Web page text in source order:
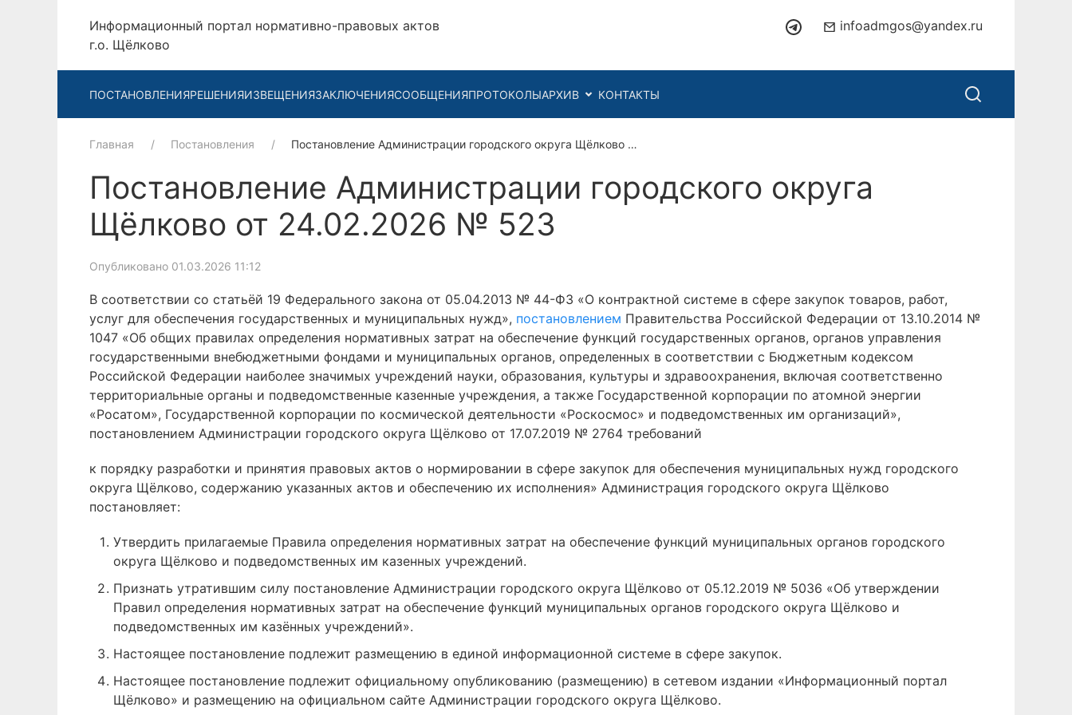
Информационный портал нормативно-правовых актов
г.о. Щёлково
infoadmgos@yandex.ru
ПОСТАНОВЛЕНИЯРЕШЕНИЯИЗВЕЩЕНИЯЗАКЛЮЧЕНИЯСООБЩЕНИЯПРОТОКОЛЫАРХИВ КОНТАКТЫ
Главная Постановления Постановление Администрации городского округа Щёлково …
Постановление Администрации городского округа
Щёлково от 24.02.2026 № 523
Опубликовано 01.03.2026 11:12
В соответствии со статьёй 19 Федерального закона от 05.04.2013 № 44-ФЗ «О контрактной системе в сфере закупок товаров, работ,
услуг для обеспечения государственных и муниципальных нужд», постановлением Правительства Российской Федерации от 13.10.2014 №
1047 «Об общих правилах определения нормативных затрат на обеспечение функций государственных органов, органов управления
государственными внебюджетными фондами и муниципальных органов, определенных в соответствии с Бюджетным кодексом
Российской Федерации наиболее значимых учреждений науки, образования, культуры и здравоохранения, включая соответственно
территориальные органы и подведомственные казенные учреждения, а также Государственной корпорации по атомной энергии
«Росатом», Государственной корпорации по космической деятельности «Роскосмос» и подведомственных им организаций»,
постановлением Администрации городского округа Щёлково от 17.07.2019 № 2764 требований
к порядку разработки и принятия правовых актов о нормировании в сфере закупок для обеспечения муниципальных нужд городского
округа Щёлково, содержанию указанных актов и обеспечению их исполнения» Администрация городского округа Щёлково
постановляет:
Утвердить прилагаемые Правила определения нормативных затрат на обеспечение функций муниципальных органов городского
округа Щёлково и подведомственных им казенных учреждений.
Признать утратившим силу постановление Администрации городского округа Щёлково от 05.12.2019 № 5036 «Об утверждении
Правил определения нормативных затрат на обеспечение функций муниципальных органов городского округа Щёлково и
подведомственных им казённых учреждений».
Настоящее постановление подлежит размещению в единой информационной системе в сфере закупок.
Настоящее постановление подлежит официальному опубликованию (размещению) в сетевом издании «Информационный портал
Щёлково» и размещению на официальном сайте Администрации городского округа Щёлково.